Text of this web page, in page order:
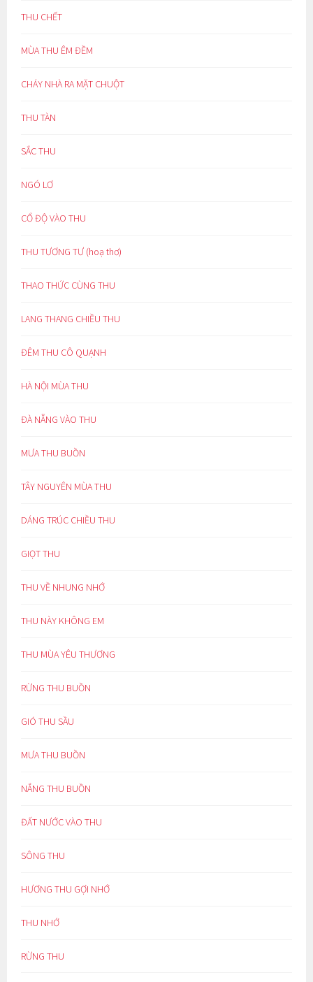
THU CHẾT
MÙA THU ÊM ĐỀM
CHÁY NHÀ RA MẶT CHUỘT
THU TÀN
SẮC THU
NGÓ LƠ
CỔ ĐỘ VÀO THU
THU TƯƠNG TƯ (hoạ thơ)
THAO THỨC CÙNG THU
LANG THANG CHIỀU THU
ĐÊM THU CÔ QUẠNH
HÀ NỘI MÙA THU
ĐÀ NẴNG VÀO THU
MƯA THU BUỒN
TÂY NGUYÊN MÙA THU
DÁNG TRÚC CHIỀU THU
GIỌT THU
THU VỀ NHUNG NHỚ
THU NÀY KHÔNG EM
THU MÙA YÊU THƯƠNG
RỪNG THU BUỒN
GIÓ THU SẦU
MƯA THU BUỒN
NẮNG THU BUỒN
ĐẤT NƯỚC VÀO THU
SÔNG THU
HƯƠNG THU GỢI NHỚ
THU NHỚ
RỪNG THU